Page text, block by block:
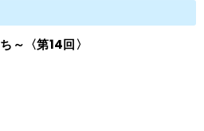
～〈第14回〉